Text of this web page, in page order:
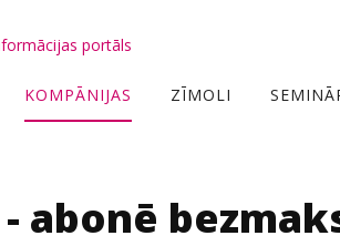
portāls
KOMPĀNIJAS ZĪMOLI
abonē